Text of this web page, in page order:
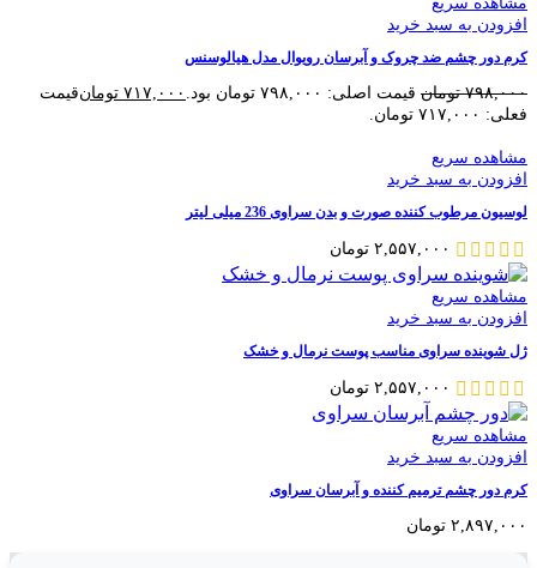
افزودن به سبد خرید
کرم دور چشم ضد چروک و آبرسان رویوال مدل هیالوسنس
۷۹۸,۰۰۰ تومان قیمت اصلی: ۷۹۸,۰۰۰ تومان بود. ۷۱۷,۰۰۰ تومانقیمت
فعلی: ۷۱۷,۰۰۰ تومان.
مشاهده سریع
افزودن به سبد خرید
لوسیون مرطوب کننده صورت و بدن سراوی 236 میلی لیتر
۲,۵۵۷,۰۰۰ تومان
مشاهده سریع
افزودن به سبد خرید
ژل شوینده سراوی مناسب پوست نرمال و خشک
۲,۵۵۷,۰۰۰ تومان
مشاهده سریع
افزودن به سبد خرید
کرم دور چشم ترمیم کننده و آبرسان سراوی
۲,۸۹۷,۰۰۰ تومان